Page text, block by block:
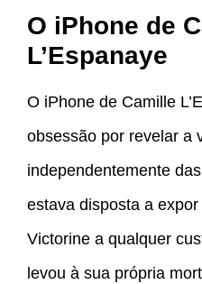
O iPhone de
L’Espanaye
O iPhone de Camille
obsessão por revelar a
independentemente
estava disposta a
Victorine a qualquer
levou à sua própria